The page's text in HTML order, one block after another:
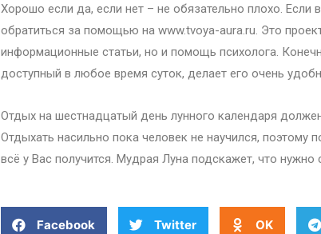
Хорошо если да, если нет – не обязательно плохо.
обратиться за помощью на www.tvoya-aura.ru. Это
информационные статьи, но и помощь психолога.
доступный в любое время суток, делает его очень
Отдых на шестнадцатый день лунного календаря
Отдыхать насильно пока человек не научился, поэтому
всё у Вас получится. Мудрая Луна подскажет, что нужно
Facebook Twitter OK